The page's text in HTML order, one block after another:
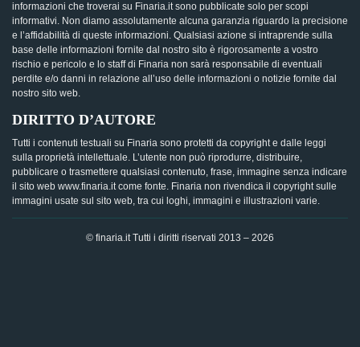
informazioni che troverai su Finaria.it sono pubblicate solo per scopi
informativi. Non diamo assolutamente alcuna garanzia riguardo la precisione
e l’affidabilità di queste informazioni. Qualsiasi azione si intraprende sulla
base delle informazioni fornite dal nostro sito è rigorosamente a vostro
rischio e pericolo e lo staff di Finaria non sarà responsabile di eventuali
perdite e/o danni in relazione all’uso delle informazioni o notizie fornite dal
nostro sito web.
DIRITTO D’AUTORE
Tutti i contenuti testuali su Finaria sono protetti da copyright e dalle leggi
sulla proprietà intellettuale. L’utente non può riprodurre, distribuire,
pubblicare o trasmettere qualsiasi contenuto, frase, immagine senza indicare
il sito web www.finaria.it come fonte. Finaria non rivendica il copyright sulle
immagini usate sul sito web, tra cui loghi, immagini e illustrazioni varie.
© finaria.it Tutti i diritti riservati 2013 – 2026